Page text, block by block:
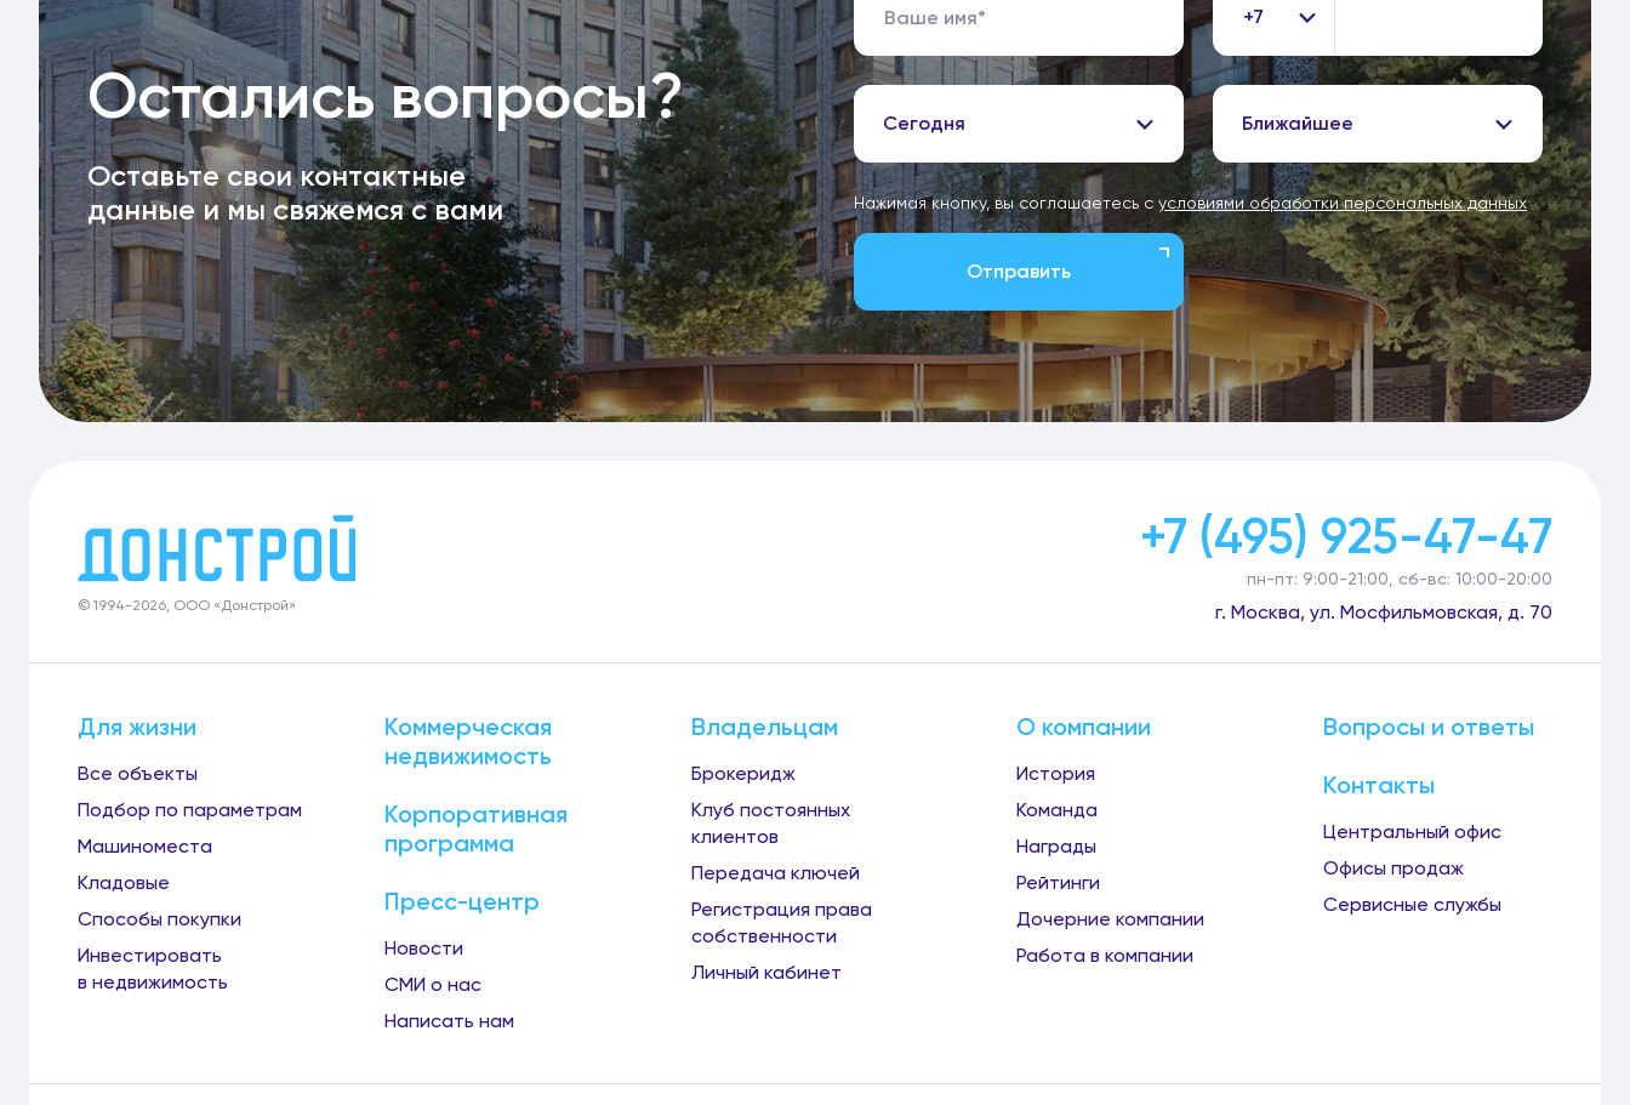
Остались вопросы?
Оставьте свои контактные
данные и мы свяжемся с вами
+7
Сегодня Ближайшее
Нажимая кнопку, вы соглашаетесь с условиями обработки персональных данных
Отправить
© 1994-2026, ООО «Донстрой»
+7 (495) 925-47-47
пн-пт: 9:00-21:00, сб-вс: 10:00-20:00
г. Москва, ул. Мосфильмовская, д. 70
Для жизни
Все объекты
Подбор по параметрам
Машиноместа
Кладовые
Способы покупки
Инвестировать
в недвижимость
Коммерческая
недвижимость
Корпоративная
программа
Пресс-центр
Новости
СМИ о нас
Написать нам
Владельцам
Брокеридж
Клуб постоянных
клиентов
Передача ключей
Регистрация права
собственности
Личный кабинет
О компании
История
Команда
Награды
Рейтинги
Дочерние компании
Работа в компании
Вопросы и ответы
Контакты
Центральный офис
Офисы продаж
Сервисные службы